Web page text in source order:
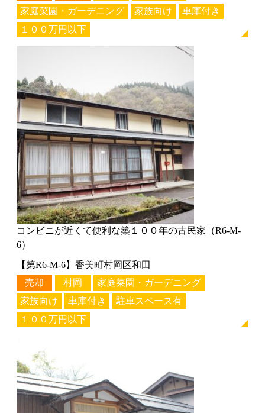
家庭菜園・ガーデニング
家族向け
車庫付き
１００万円以下
コンビニが近くて便利な築１００年の古民家（R6-M-
6）
【第R6-M-6】香美町村岡区和田
売却
村岡
家庭菜園・ガーデニング
家族向け
車庫付き
駐車スペース有
１００万円以下